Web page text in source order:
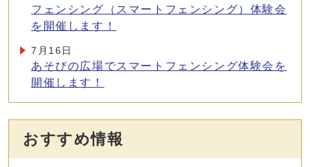
フェンシング（スマートフェンシング）体験会
を開催します！
7月16日
あそびの広場でスマートフェンシング体験会を
開催します！
おすすめ情報